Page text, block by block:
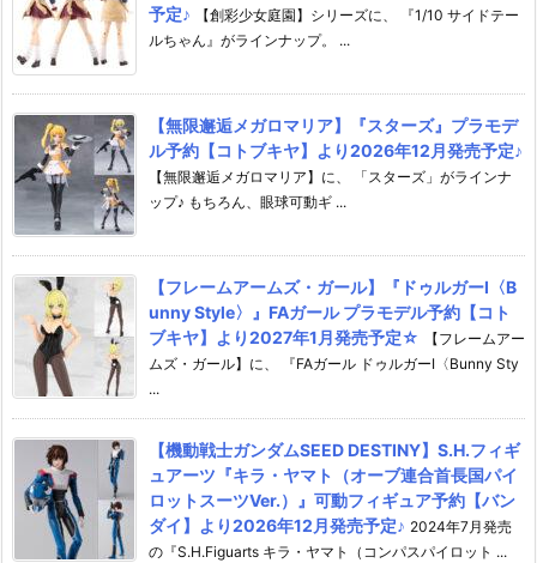
予定♪
【創彩少女庭園】シリーズに、 『1/10 サイドテー
ルちゃん』がラインナップ。 ...
【無限邂逅メガロマリア】『スターズ』プラモデ
ル予約【コトブキヤ】より2026年12月発売予定♪
【無限邂逅メガロマリア】に、 「スターズ」がラインナ
ップ♪ もちろん、眼球可動ギ ...
【フレームアームズ・ガール】『ドゥルガーI〈B
unny Style〉』FAガール プラモデル予約【コト
ブキヤ】より2027年1月発売予定☆
【フレームアー
ムズ・ガール】に、 『FAガール ドゥルガーI〈Bunny Sty
...
【機動戦士ガンダムSEED DESTINY】S.H.フィギ
ュアーツ『キラ・ヤマト（オーブ連合首長国パイ
ロットスーツVer.）』可動フィギュア予約【バン
ダイ】より2026年12月発売予定♪ 2024年7月発売
の『S.H.Figuarts キラ・ヤマト（コンパスパイロット ...